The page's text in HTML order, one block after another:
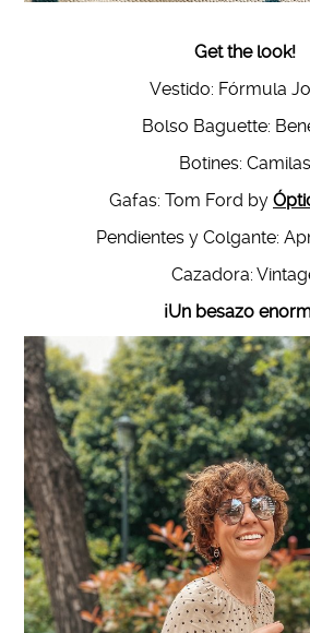
Get the look!
Vestido: Fórmula
Bolso Baguette:
Botines: Camilas
Gafas: Tom Ford by
Pendientes y Colgante:
Cazadora:
¡Un besazo